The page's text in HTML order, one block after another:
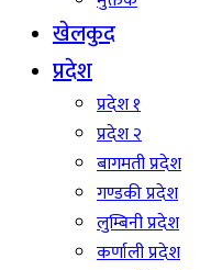
खेलकुद
प्रदेश
प्रदेश १
प्रदेश २
बागमती प्रदेश
गण्डकी प्रदेश
लुम्बिनी प्रदेश
कर्णाली प्रदेश